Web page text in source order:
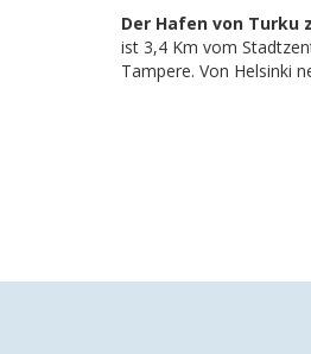
Der Hafen von Turku
ist 3,4 Km vom
Tampere. Von Helsinki